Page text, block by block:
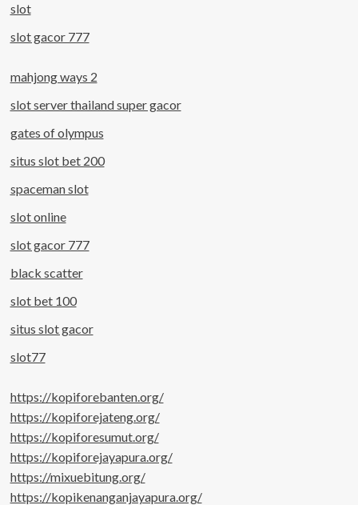
slot
slot gacor 777
mahjong ways 2
slot server thailand super gacor
gates of olympus
situs slot bet 200
spaceman slot
slot online
slot gacor 777
black scatter
slot bet 100
situs slot gacor
slot77
https://kopiforebanten.org/
https://kopiforejateng.org/
https://kopiforesumut.org/
https://kopiforejayapura.org/
https://mixuebitung.org/
https://kopikenanganjayapura.org/